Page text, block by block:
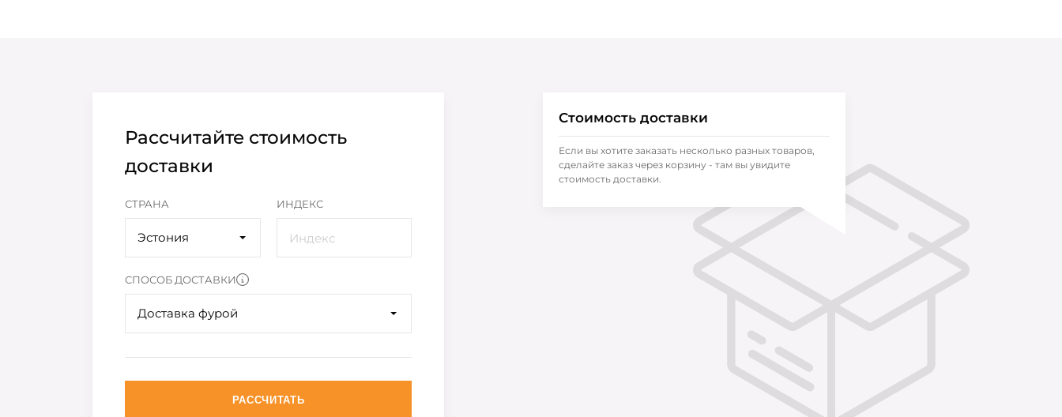
Рассчитайте стоимость
доставки
СТРАНА
Эстония
ИНДЕКС
СПОСОБ ДОСТАВКИ
Доставка фурой
РАССЧИТАТЬ
Стоимость доставки
Если вы хотите заказать несколько разных товаров,
сделайте заказ через корзину - там вы увидите
стоимость доставки.